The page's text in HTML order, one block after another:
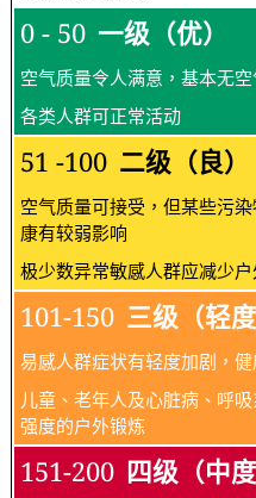
0 - 50 一级（优）
空气质量令人满意，基本无
各类人群可正常活动
51 -100 二级（良）
空气质量可接受，但某些污
康有较弱影响
极少数异常敏感人群应减少
101-150 三级（轻度
易感人群症状有轻度加剧，
儿童、老年人及心脏病、呼
强度的户外锻炼
151-200 四级（中度